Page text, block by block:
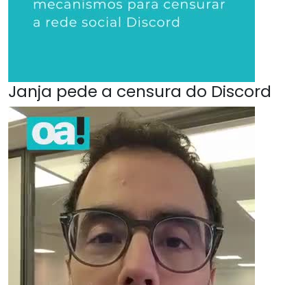
Janja pede a censura do Discord